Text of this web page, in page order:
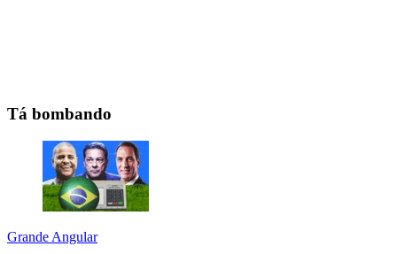
Tá bombando
Grande Angular